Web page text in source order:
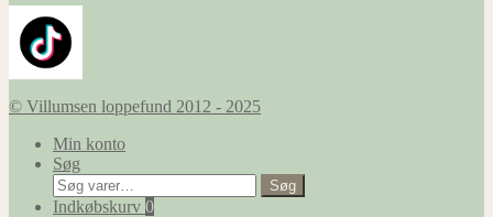
© Villumsen loppefund 2012 - 2025
Min konto
Søg
Søg
efter:
Søg
Indkøbskurv 0